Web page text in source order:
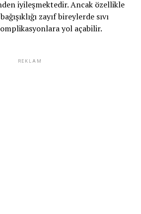
iyileşmektedir. Ancak özellikle
zayıf bireylerde sıvı
yol açabilir.
REKLAM